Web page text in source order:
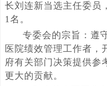
长刘连新当选主任委员
1名。
专委会的宗旨：遵
医院绩效管理工作者
府有关部门决策提供参
更大的贡献。